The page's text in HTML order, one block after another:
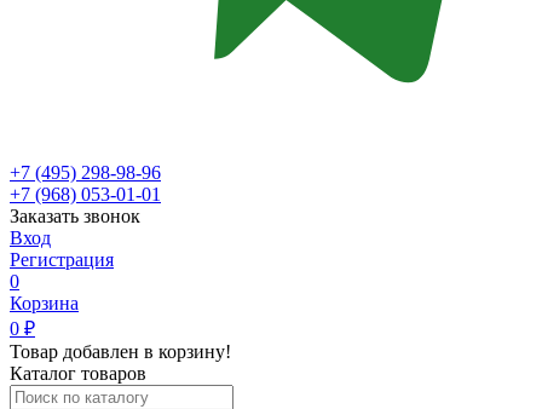
+7 (495) 298-98-96
+7 (968) 053-01-01
Заказать звонок
Вход
Регистрация
0
Корзина
0 ₽
Товар добавлен в корзину!
Каталог товаров